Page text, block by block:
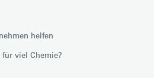
helfen
für viel Chemie?